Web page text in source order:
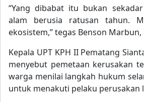
“Yang dibabat itu bukan
alam berusia ratusan tahun.
ekosistem,” tegas Benson
Kepala UPT KPH II Pematang
menyebut pemetaan kerusakan
warga menilai langkah hukum
untuk menakuti pelaku perusakan